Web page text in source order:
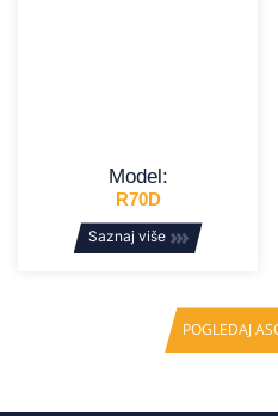
Model:
R70D
Saznaj više
POGLEDAJ